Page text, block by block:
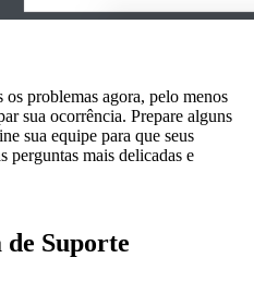
problemas agora, pelo menos
sua ocorrência. Prepare alguns
sua equipe para que seus
perguntas mais delicadas e
Suporte